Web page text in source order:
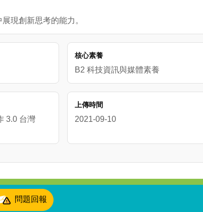
現創新思考的能力。
核心素養
B2 科技資訊與媒體素養
3.0 台灣
上傳時間
2021-09-10
問題回報